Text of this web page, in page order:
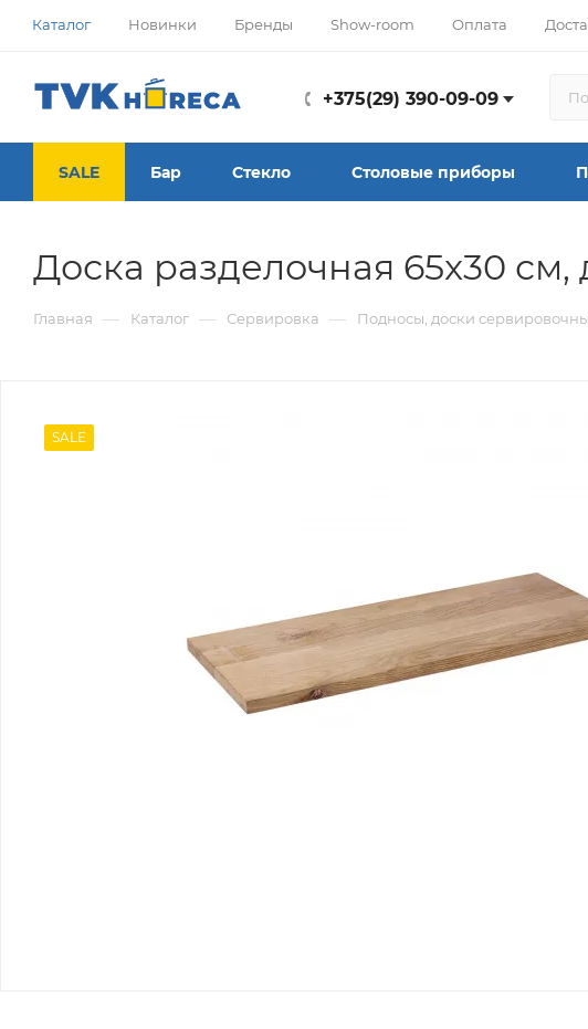
Каталог Новинки Бренды Show-room Оплата
+375(29) 390-09-09
SALE Бар Стекло Столовые приборы
Доска разделочная 65x30 см,
Главная — Каталог — Сервировка — Подносы, доски
SALE